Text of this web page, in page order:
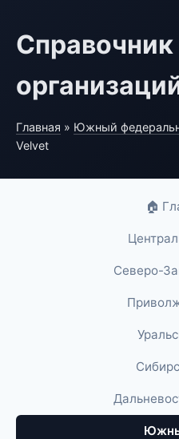
Справочник
Главная » Южный
Velvet
🏠
Северо-